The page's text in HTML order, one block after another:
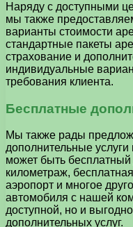
Наряду с доступными
мы также
варианты стоимости
стандартные пакеты
страхование и
индивидуальные
требования клиента.
Бесплатные
Мы также рады
дополнительные
может быть бесплатный
километраж,
аэропорт и многое
автомобиля с нашей
доступной, но и
дополнительных услуг.